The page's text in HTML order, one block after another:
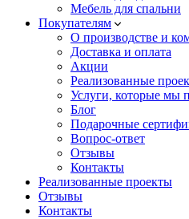
Мебель для спальни
Покупателям
О производстве и
Доставка и оплата
Акции
Реализованные
Услуги, которые мы
Блог
Подарочные
Вопрос-ответ
Отзывы
Контакты
Реализованные проекты
Отзывы
Контакты